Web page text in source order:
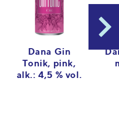
Dana Gin
Tonik, pink,
alk.: 4,5 % vol.